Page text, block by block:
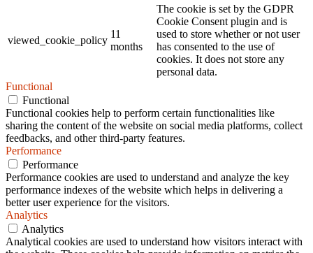
viewed_cookie_policy
11
months
The cookie is set by the GDPR
Cookie Consent plugin and is
used to store whether or not user
has consented to the use of
cookies. It does not store any
personal data.
Functional
Functional
Functional cookies help to perform certain functionalities like
sharing the content of the website on social media platforms, collect
feedbacks, and other third-party features.
Performance
Performance
Performance cookies are used to understand and analyze the key
performance indexes of the website which helps in delivering a
better user experience for the visitors.
Analytics
Analytics
Analytical cookies are used to understand how visitors interact with